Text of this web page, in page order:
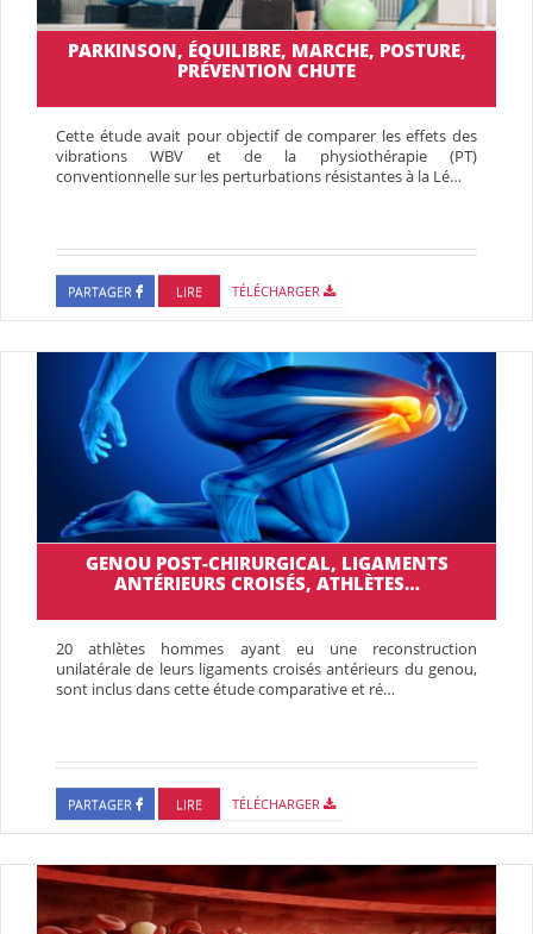
PARKINSON, ÉQUILIBRE, MARCHE, POSTURE,
PRÉVENTION CHUTE
Cette étude avait pour objectif de comparer les effets des
vibrations WBV et de la physiothérapie (PT)
conventionnelle sur les perturbations résistantes à la Lé…
PARTAGER LIRE TÉLÉCHARGER
GENOU POST-CHIRURGICAL, LIGAMENTS
ANTÉRIEURS CROISÉS, ATHLÈTES…
20 athlètes hommes ayant eu une reconstruction
unilatérale de leurs ligaments croisés antérieurs du genou,
sont inclus dans cette étude comparative et ré…
PARTAGER LIRE TÉLÉCHARGER